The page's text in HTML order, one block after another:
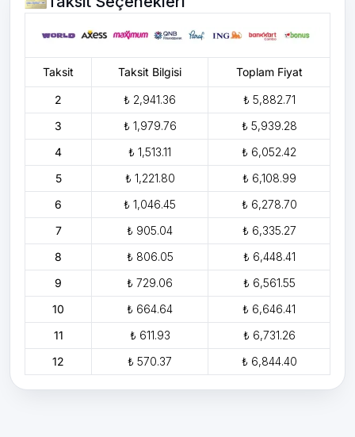
Taksit Taksit Bilgisi Toplam Fiyat
2 ₺ 2,941.36
₺ 5,882.71
3
₺ 1,979.76
₺ 5,939.28
4
₺ 1,513.11
₺ 6,052.42
5
₺ 1,221.80
₺ 6,108.99
6
₺ 1,046.45
₺ 6,278.70
7
₺ 905.04
₺ 6,335.27
8
₺ 806.05
₺ 6,448.41
9
₺ 729.06
₺ 6,561.55
10
₺ 664.64
₺ 6,646.41
11
₺ 611.93
₺ 6,731.26
12
₺ 570.37 ₺ 6,844.40